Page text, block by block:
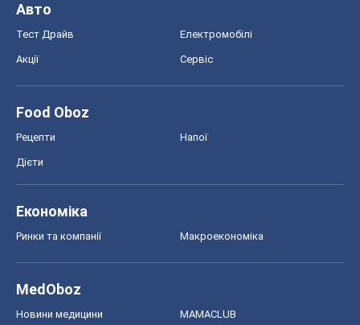
Авто
Тест Драйв Електромобілі
Акції Сервіс
Food Oboz
Рецепти Напої
Дієти
Економіка
Ринки та компанії Макроекономіка
MedOboz
Новини медицини MAMACLUB